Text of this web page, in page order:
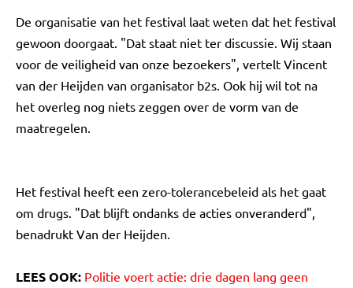
De organisatie van het festival laat weten dat het festival
gewoon doorgaat. "Dat staat niet ter discussie. Wij staan
voor de veiligheid van onze bezoekers", vertelt Vincent
van der Heijden van organisator b2s. Ook hij wil tot na
het overleg nog niets zeggen over de vorm van de
maatregelen.
Het festival heeft een zero-tolerancebeleid als het gaat
om drugs. "Dat blijft ondanks de acties onveranderd",
benadrukt Van der Heijden.
LEES OOK: Politie voert actie: drie dagen lang geen